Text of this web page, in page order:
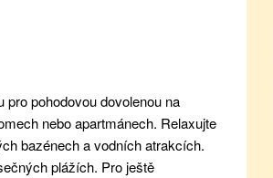
pohodovou dovolenou na
nebo apartmánech. Relaxujte
bazénech a vodních atrakcích.
plážích. Pro ještě